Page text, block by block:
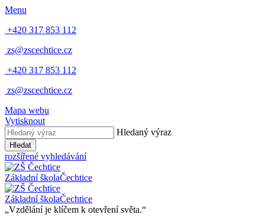
Menu
+420 317 853 112
zs@zscechtice.cz
+420 317 853 112
zs@zscechtice.cz
Mapa webu
Vytisknout
Hledaný výraz
Hledat
rozšířené vyhledávání
Základní školaČechtice
Základní školaČechtice
„Vzdělání je klíčem k otevření světa.“